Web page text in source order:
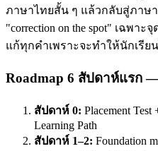
ภาษาไทยสั้น ๆ แล้วกลับสู่ภาษา
"correction on the spot" เฉพา
แก้ทุกคำเพราะจะทำให้นักเรีย
Roadmap 6 สัปดาห์แรก
สัปดาห์ 0: Placement
Learning Path
สัปดาห์ 1–2: Foundation